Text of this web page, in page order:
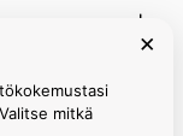
×
mitkä